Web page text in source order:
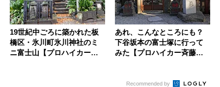
19世紀中ごろに築かれた板
橋区・氷川町氷川神社のミ
ニ富士山【プロハイカー斉
あれ、こんなところにも？
下谷坂本の富士塚に行って
みた【プロハイカー斉藤正
Recommended by